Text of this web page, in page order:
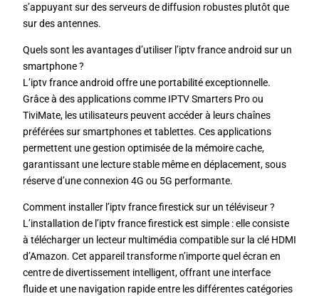
s’appuyant sur des serveurs de diffusion robustes plutôt que
sur des antennes.
Quels sont les avantages d’utiliser l’iptv france android sur un
smartphone ?
L’iptv france android offre une portabilité exceptionnelle.
Grâce à des applications comme IPTV Smarters Pro ou
TiviMate, les utilisateurs peuvent accéder à leurs chaînes
préférées sur smartphones et tablettes. Ces applications
permettent une gestion optimisée de la mémoire cache,
garantissant une lecture stable même en déplacement, sous
réserve d’une connexion 4G ou 5G performante.
Comment installer l’iptv france firestick sur un téléviseur ?
L’installation de l’iptv france firestick est simple : elle consiste
à télécharger un lecteur multimédia compatible sur la clé HDMI
d’Amazon. Cet appareil transforme n’importe quel écran en
centre de divertissement intelligent, offrant une interface
fluide et une navigation rapide entre les différentes catégories